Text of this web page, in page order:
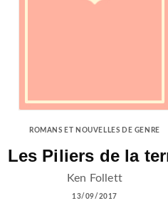
ROMANS ET NOUVELLES DE GENRE
Les Piliers de la
Ken Follett
13/09/2017